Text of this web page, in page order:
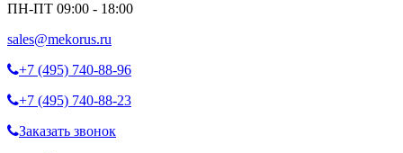
ПН-ПТ 09:00 - 18:00
sales@mekorus.ru
+7 (495) 740-88-96
+7 (495) 740-88-23
Заказать звонок